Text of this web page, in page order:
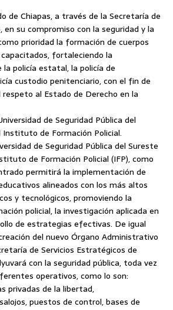
de Chiapas, a través de la Secretaría de
en su compromiso con la seguridad y la
prioridad la formación de cuerpos
fortaleciendo la
policía estatal, la policía de
custodio penitenciario, con el fin de
al Estado de Derecho en la
de Seguridad Pública del
de Formación Policial.
de Seguridad Pública del Sureste
de Formación Policial (IFP), como
permitirá la implementación de
alineados con los más altos
y tecnológicos, promoviendo la
policial, la investigación aplicada en
de estrategias efectivas. De igual
del nuevo Órgano Administrativo
de Servicios Estratégicos de
con la seguridad pública, toda vez
operativos, como lo son:
privadas de la libertad,
puestos de control, bases de